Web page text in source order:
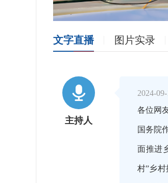
文字直播 图片实录

主持人
2024-
各位网
国务院
面推进
村”乡